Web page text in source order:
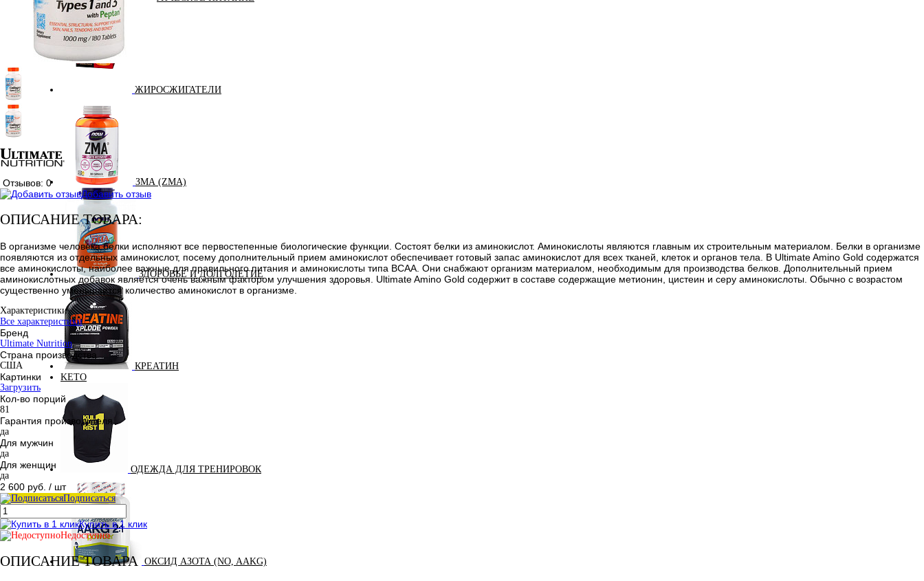
ЖИРОСЖИГАТЕЛИ
ЗМА (ZMA)
ЗДОРОВЬЕ И ДОЛГОЛЕТИЕ
КРЕАТИН
KETO
ОДЕЖДА ДЛЯ ТРЕНИРОВОК
ОКСИД АЗОТА (NO, AAKG)
Отзывов: 0
Добавить отзыв
ОПИСАНИЕ ТОВАРА:
В организме человека белки исполняют все первостепенные биологические функции. Состоят белки из аминокислот. Аминокислоты являются главным их строительным материалом. Белки в организме
появляются из отдельных аминокислот, посему дополнительный прием аминокислот обеспечивает готовый запас аминокислот для всех тканей, клеток и органов тела. В Ultimate Amino Gold содержатся
все аминокислоты, наиболее важные для правильного питания и аминокислоты типа BCAA. Они снабжают организм материалом, необходимым для производства белков. Дополнительный прием
аминокислотных добавок является очень важным фактором улучшения здоровья. Ultimate Amino Gold содержит в составе содержащие метионин, цистеин и серу аминокислоты. Обычно с возрастом
существенно уменьшается количество аминокислот в организме.
Характеристики:
Все характеристики
Бренд
Ultimate Nutrition
Страна производства
США
Картинки
Загрузить
Кол-во порций
81
Гарантия производителя
да
Для мужчин
да
Для женщин
да
2 600 руб. / шт
Подписаться
Купить в 1 клик
Недоступно
ОПИСАНИЕ ТОВАРА